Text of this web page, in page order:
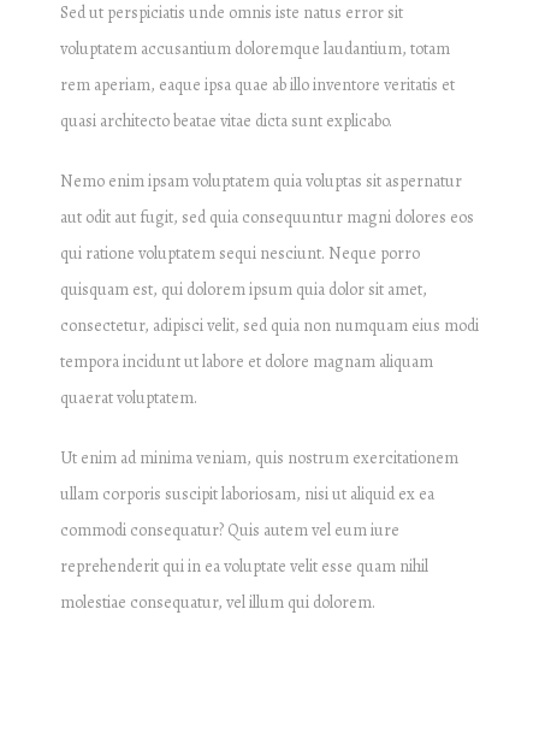
Sed ut perspiciatis unde omnis iste natus error sit
voluptatem accusantium doloremque laudantium, totam
rem aperiam, eaque ipsa quae ab illo inventore veritatis et
quasi architecto beatae vitae dicta sunt explicabo.
Nemo enim ipsam voluptatem quia voluptas sit aspernatur
aut odit aut fugit, sed quia consequuntur magni dolores eos
qui ratione voluptatem sequi nesciunt. Neque porro
quisquam est, qui dolorem ipsum quia dolor sit amet,
consectetur, adipisci velit, sed quia non numquam eius modi
tempora incidunt ut labore et dolore magnam aliquam
quaerat voluptatem.
Ut enim ad minima veniam, quis nostrum exercitationem
ullam corporis suscipit laboriosam, nisi ut aliquid ex ea
commodi consequatur? Quis autem vel eum iure
reprehenderit qui in ea voluptate velit esse quam nihil
molestiae consequatur, vel illum qui dolorem.